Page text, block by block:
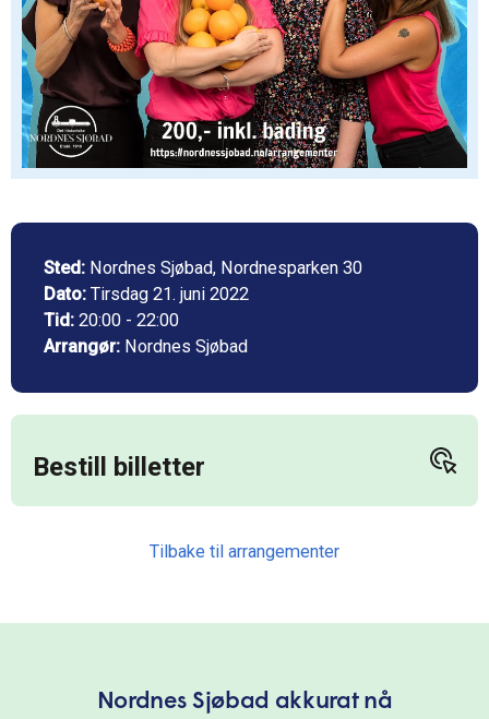
Sted: Nordnes Sjøbad, Nordnesparken 30
Dato: Tirsdag 21. juni 2022
Tid: 20:00 - 22:00
Arrangør: Nordnes Sjøbad
Tilbake til arrangementer
Nordnes Sjøbad akkurat nå